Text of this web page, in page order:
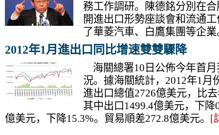
務工作調研。陳德銘分別在
開進出口形勢座談會和流通
了華菱汽車、白鷹集團等企業
2012年1月進出口同比增速雙雙驟降
海關總署10日公佈今年首
況。據海關統計，2012年1月
進出口總值2726億美元，比
其中出口1499.4億美元，下降
億美元，下降15.3%。貿易順差272.8億美元。 [